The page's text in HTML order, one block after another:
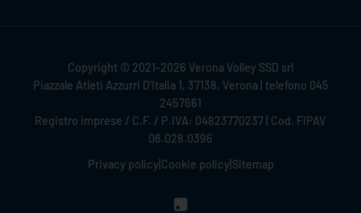
Copyright © 2021-2026 Verona Volley SSD srl
Piazzale Atleti Azzurri D'Italia 1, 37138, Verona | telefono 045
2457661
Registro imprese / C.F. / P.IVA: 04823770237 | Cod. FIPAV
06.028.0396
Privacy policy Cookie policy Sitemap